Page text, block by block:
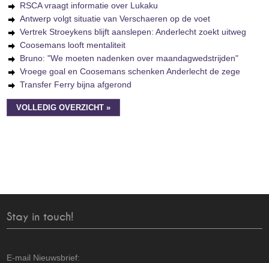
RSCA vraagt informatie over Lukaku
Antwerp volgt situatie van Verschaeren op de voet
Vertrek Stroeykens blijft aanslepen: Anderlecht zoekt uitweg
Coosemans looft mentaliteit
Bruno: "We moeten nadenken over maandagwedstrijden"
Vroege goal en Coosemans schenken Anderlecht de zege
Transfer Ferry bijna afgerond
VOLLEDIG OVERZICHT »
Stay in touch!
E-mail Nieuwsbrief: